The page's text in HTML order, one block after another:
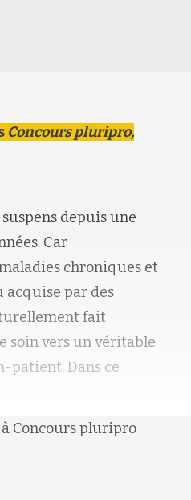
Concours pluripro,
depuis une
Car
chroniques et
acquise par des
fait
soin vers un véritable
patient. Dans ce